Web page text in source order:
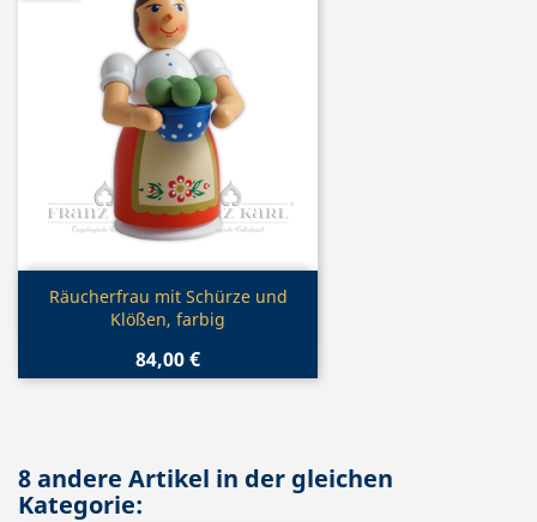
Vorschau
Räucherfrau mit Schürze und
Klößen, farbig
84,00 €
8 andere Artikel in der gleichen
Kategorie: